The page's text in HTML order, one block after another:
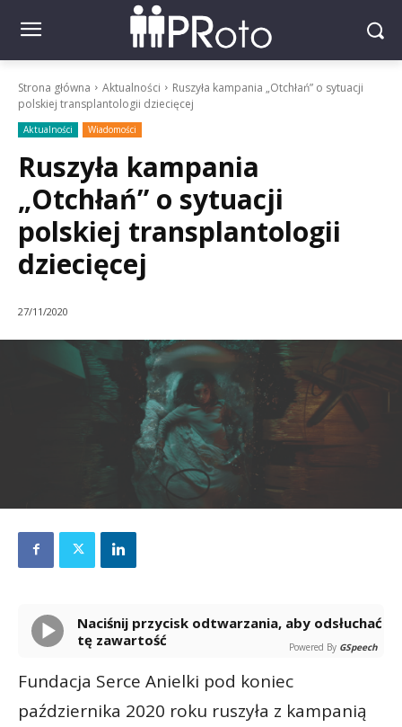
Strona główna Aktualności
Ruszyła kampania „Otchłań” o sytuacji
polskiej transplantologii dziecięcej
Aktualności Wiadomości
Ruszyła kampania
„Otchłań” o sytuacji
polskiej transplantologii
dziecięcej
27/11/2020
Naciśnij przycisk odtwarzania, aby odsłuchać
tę zawartość
Powered By GSpeech
Fundacja Serce Anielki pod koniec
października 2020 roku ruszyła z kampanią